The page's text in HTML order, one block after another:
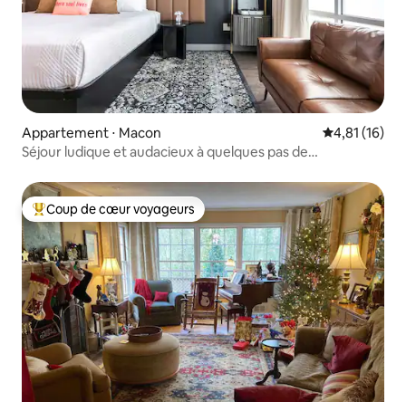
Appartement ⋅ Macon Évaluation
4,81 (16)
Séjour ludique et audacieux à quelques pas de
Coups de cœur voyageurs les plus appréciés
Coup de cœur voyageurs